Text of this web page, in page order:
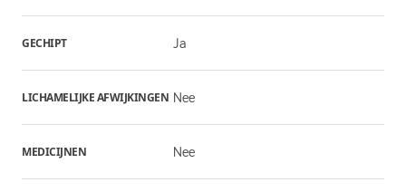
GECHIPT Ja
LICHAMELIJKE AFWIJKINGEN Nee
MEDICIJNEN Nee